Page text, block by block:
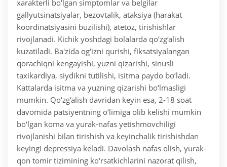
xarakterli bo‘lgan simptomlar va belgilar
gallyutsinatsiyalar, bezovtalik, ataksiya (harakat
koordinatsiyasini buzilishi), atetoz, tirishishlar
rivojlanadi. Kichik yoshdagi bolalarda qo‘zg‘alish
kuzatiladi. Ba'zida og‘izni qurishi, fiksatsiyalangan
qorachiqni kengayishi, yuzni qizarishi, sinusli
taxikardiya, siydikni tutilishi, isitma paydo bo‘ladi.
Kattalarda isitma va yuzning qizarishi bo‘lmasligi
mumkin. Qo‘zg‘alish davridan keyin esa, 2-18 soat
davomida patsiyentning o‘limiga olib kelishi mumkin
bo‘lgan koma va yurak-nafas yetishmovchiligi
rivojlanishi bilan tirishish va keyinchalik tirishishdan
keyingi depressiya keladi. Davolash nafas olish, yurak-
qon tomir tizimining ko‘rsatkichlarini nazorat qilish,